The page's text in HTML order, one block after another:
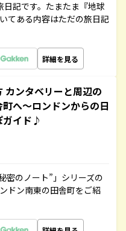
記です。たまたま『地球
てある内容はただの旅日記
詳細を見る
カンタベリーと周辺の
へ～ロンドンからの日
ガイド♪
密のノート”」シリーズの
ドン南東の田舎町をご紹